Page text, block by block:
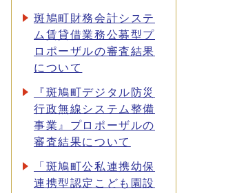
斑鳩町財務会計システ
ム賃貸借業務公募型プ
ロポーザルの審査結果
について
『斑鳩町デジタル防災
行政無線システム整備
事業』プロポーザルの
審査結果について
「斑鳩町公私連携幼保
連携型認定こども園設